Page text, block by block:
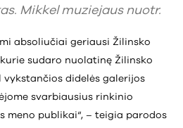
Mikkel muziejaus nuotr.
absoliučiai geriausi Žilinsko
sudaro nuolatinę Žilinsko
vykstančios didelės galerijos
svarbiausius rinkinio
meno publikai“, – teigia parodos